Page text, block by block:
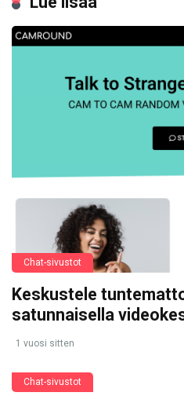
Chat-sivustot
Keskustele
satunnaisella
1 vuosi sitten
Chat-sivustot